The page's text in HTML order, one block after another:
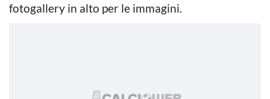
fotogallery in alto per le immagini.